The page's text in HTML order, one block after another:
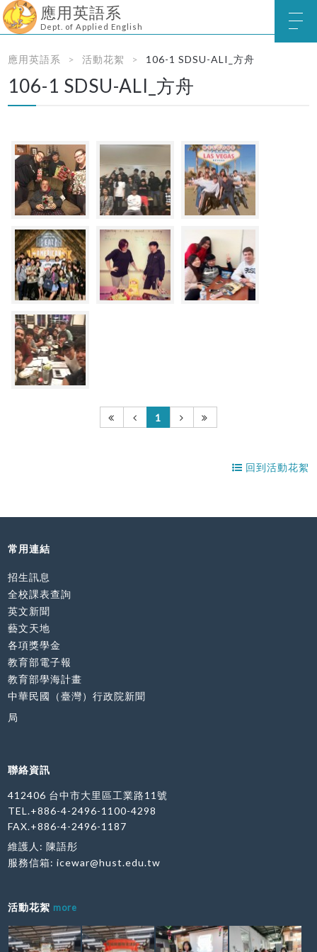
應用英語系
Dept. of Applied English
應用英語系 活動花絮 106-1 SDSU-ALI_方舟
106-1 SDSU-ALI_方舟
1
回到活動花絮
常用連結
招生訊息
全校課表查詢
英文新聞
藝文天地
各項獎學金
教育部電子報
教育部學海計畫
中華民國（臺灣）行政院新聞
局
聯絡資訊
412406 台中市大里區工業路11號
TEL.+886-4-2496-1100-4298
FAX.+886-4-2496-1187
維護人: 陳語彤
服務信箱:icewar@hust.edu.tw
活動花絮 more